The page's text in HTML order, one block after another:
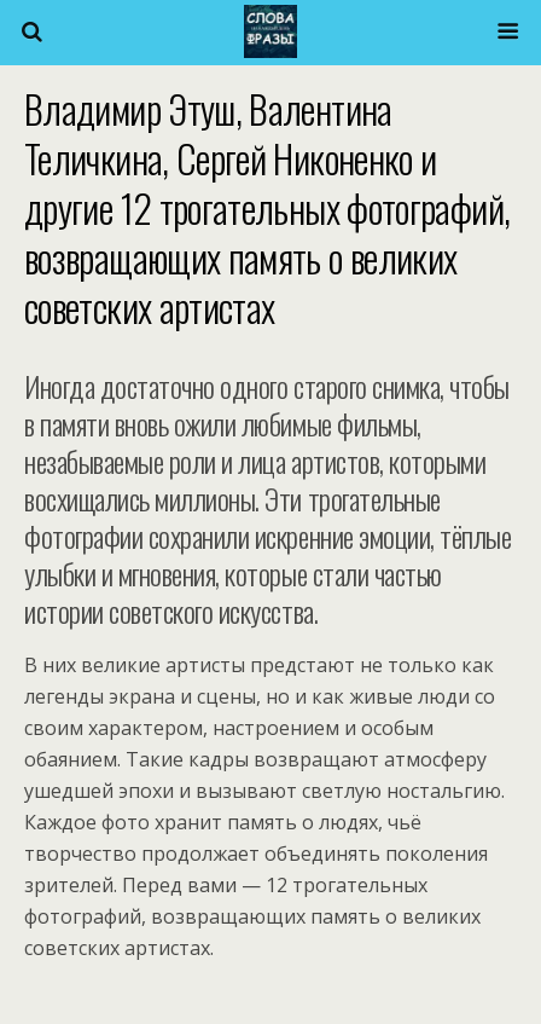
Владимир Этуш, Валентина
Теличкина, Сергей Никоненко и
другие 12 трогательных фотографий,
возвращающих память о великих
советских артистах
Иногда достаточно одного старого снимка, чтобы
в памяти вновь ожили любимые фильмы,
незабываемые роли и лица артистов, которыми
восхищались миллионы. Эти трогательные
фотографии сохранили искренние эмоции, тёплые
улыбки и мгновения, которые стали частью
истории советского искусства.
В них великие артисты предстают не только как
легенды экрана и сцены, но и как живые люди со
своим характером, настроением и особым
обаянием. Такие кадры возвращают атмосферу
ушедшей эпохи и вызывают светлую ностальгию.
Каждое фото хранит память о людях, чьё
творчество продолжает объединять поколения
зрителей. Перед вами — 12 трогательных
фотографий, возвращающих память о великих
советских артистах.